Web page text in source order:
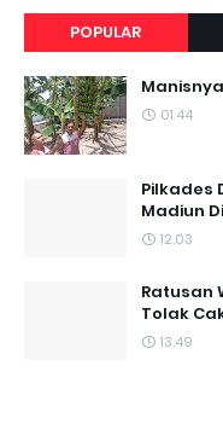
POPULAR
01.44
Pilkades
Madiun
12.03
Ratusan
Tolak
13.49